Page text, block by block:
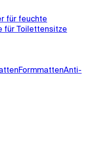
für feuchte
für Toilettensitze
FormmattenAnti-